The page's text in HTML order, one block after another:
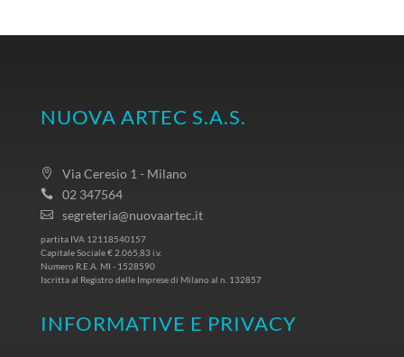
NUOVA ARTEC S.A.S.
Via Ceresio 1 - Milano
02 347564
segreteria@nuovaartec.it
partita IVA 12118540157
Capitale Sociale € 2.065,83 i.v.
Numero R.E.A. MI - 1528590
Iscritta al Registro delle Imprese di Milano al n. 132857
INFORMATIVE E PRIVACY